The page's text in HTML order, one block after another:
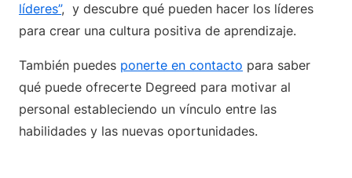
líderes”, y descubre qué pueden hacer los líderes
para crear una cultura positiva de aprendizaje.
También puedes ponerte en contacto para saber
qué puede ofrecerte Degreed para motivar al
personal estableciendo un vínculo entre las
habilidades y las nuevas oportunidades.